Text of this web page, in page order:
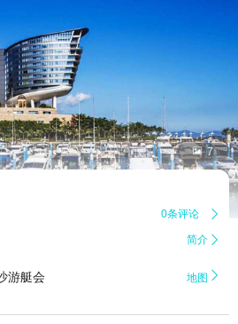
 7
0条评论 
简介 
游艇会 地图 